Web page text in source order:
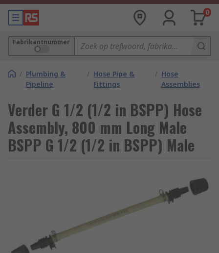
0
Fabrikantnummer
/ Plumbing &
Pipeline
/ Hose Pipe &
Fittings
/ Hose
Assemblies
Verder G 1/2 (1/2 in BSPP) Hose
Assembly, 800 mm Long Male
BSPP G 1/2 (1/2 in BSPP) Male